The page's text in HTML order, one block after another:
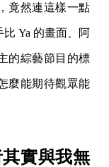
竟然連這樣一點
Ya 的畫面、阿
的綜藝節目的標
麼能期待觀眾能
實與我無